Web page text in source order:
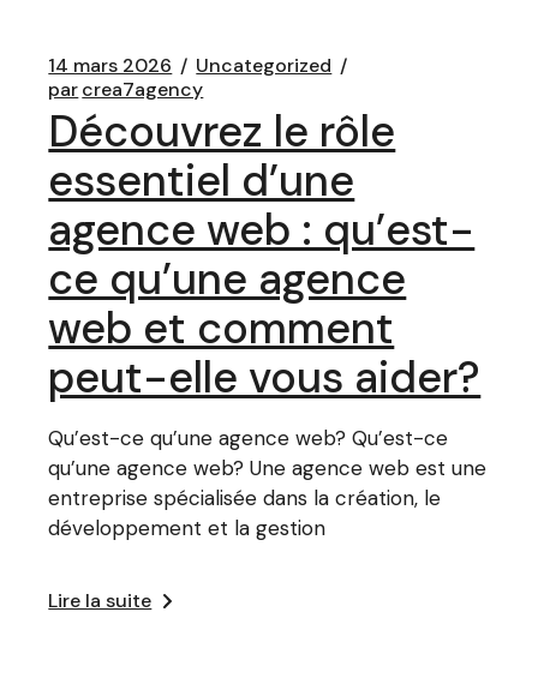
14 mars 2026
Uncategorized
parcrea7agency
Découvrez le rôle
essentiel d’une
agence web : qu’est-
ce qu’une agence
web et comment
peut-elle vous aider?
Qu’est-ce qu’une agence web? Qu’est-ce
qu’une agence web? Une agence web est une
entreprise spécialisée dans la création, le
développement et la gestion
Lire la suite